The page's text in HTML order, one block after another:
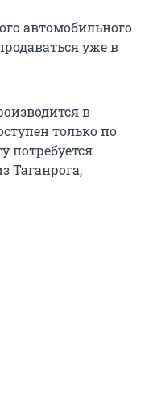
автомобильного
уже в
в
только по
потребуется
Таганрога,